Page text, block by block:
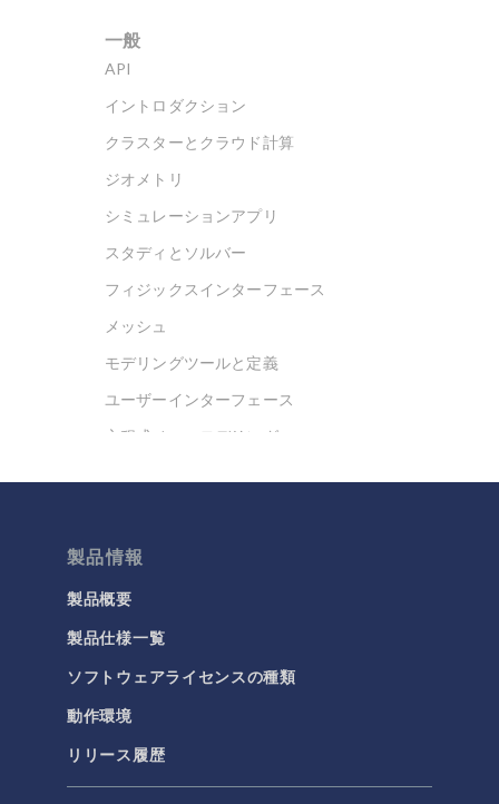
一般
API
イントロダクション
クラスターとクラウド計算
ジオメトリ
シミュレーションアプリ
スタディとソルバー
フィジックスインターフェース
メッシュ
モデリングツールと定義
ユーザーインターフェース
方程式ベースモデリング
結果と可視化
今日の科学
化学
バッテリデザイン
化学反応工学
燃料電池＆電解槽
腐食＆防食
製品情報
製品概要
製品仕様一覧
ソフトウェアライセンスの種類
動作環境
リリース履歴